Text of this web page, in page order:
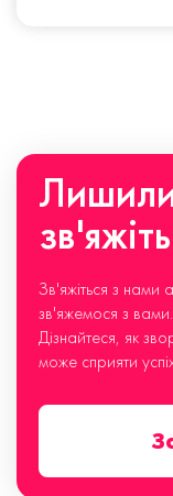
Зв'яжіться з нами
зв'яжемося з вами.
Дізнайтеся, як
може сприяти